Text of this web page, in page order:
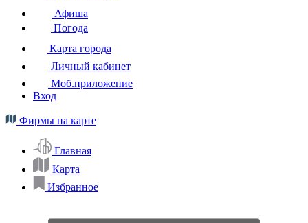
Афиша
Погода
Карта города
Личный кабинет
Моб.приложение
Вход
Фирмы на карте
Главная
Карта
Избранное